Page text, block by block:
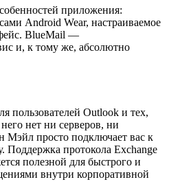
приложения:
Android Wear, настраиваемое
BlueMail —
и, к тому же, абсолютно
пользователей Outlook и тех,
нет ни серверов, ни
просто подключает вас к
Поддержка протокола Exchange
полезной для быстрого и
внутри корпоративной